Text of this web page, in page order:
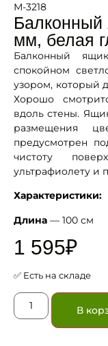
М-3218
мм, белая
Балконный
спокойном
узором, который
Хорошо
вдоль стены.
размещения
предусмотрен
чистоту
ультрафиолету и
Характеристики:
Длина — 100 см
1 595₽
✅ Есть на складе
В